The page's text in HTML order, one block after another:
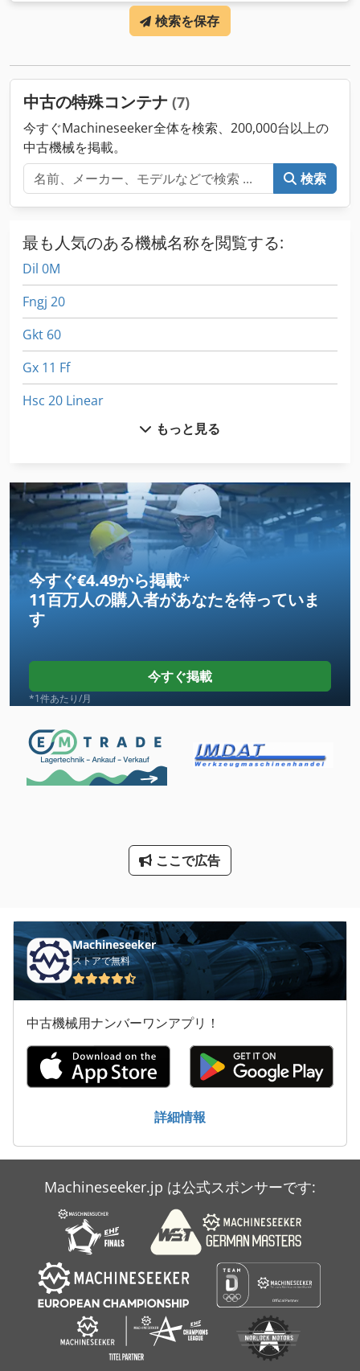
検索を保存
中古の特殊コンテナ (7)
今すぐMachineseeker全体を検索、200,000台以上の
中古機械を掲載。
検索
最も人気のある機械名称を閲覧する:
Dil 0M
Fngj 20
Gkt 60
Gx 11 Ff
Hsc 20 Linear
International 433
International 510
Kgs 1670
Ls 703
Mb 322
Meh 5 2 1 8 B
Na 3000
Ng 200
Nu 204
その他 の アクセサリー
コンテナ トラック
コンテナ 輸送
トラック
大きな トラック
もっと見る
今すぐ€4.49から掲載*
11百万人の購入者があなたを待っていま
す
今すぐ掲載
*1件あたり/月
ここで広告
Machineseeker
ストアで無料
中古機械用ナンバーワンアプリ！
詳細情報
Machineseeker.jp は公式スポンサーです: